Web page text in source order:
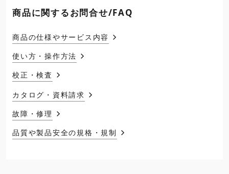
商品に関するお問合せ/FAQ
商品の仕様やサービス内容
使い方・操作方法
校正・検査
カタログ・資料請求
故障・修理
品質や製品安全の規格・規制